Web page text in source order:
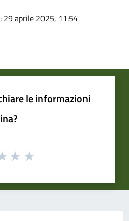
: 29 aprile 2025, 11:54
le informazioni